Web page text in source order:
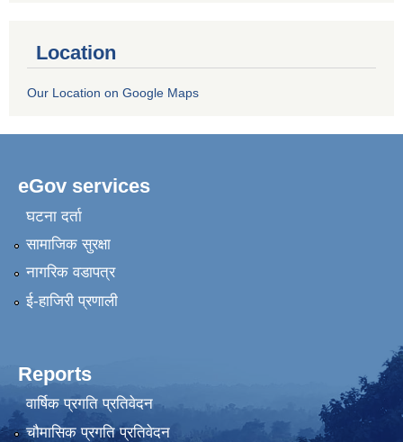
Location
Our Location on Google Maps
eGov services
घटना दर्ता
सामाजिक सुरक्षा
नागरिक वडापत्र
ई-हाजिरी प्रणाली
Reports
वार्षिक प्रगति प्रतिवेदन
चौमासिक प्रगति प्रतिवेदन